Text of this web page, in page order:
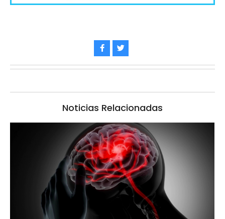
Noticias Relacionadas